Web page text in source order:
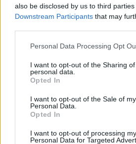
also be disclosed by us to third
Downstream Participants that may
Please note that this website/app
not limited to your visit or usage
grant or deny consent to Google and
use your data for below specified
consent section.
Personal Data Processing Opt
I want to opt-out of the Sharing
personal data.
Opted In
I want to opt-out of the Sale of my
Personal Data.
Opted In
I want to opt-out of processing my
Personal Data for Targeted
A Sóstógyógyfürdői
forralt bor- és teakóstolás,
"kenőtallú-készítés" várja az
anarcsi lakóházban
tepsislibahús-kóstolóra
barabási kocsmában
libazúzapörköltet
forralt borral és a
kállósemjéni portán a téli
asszonyi feladatait idézik